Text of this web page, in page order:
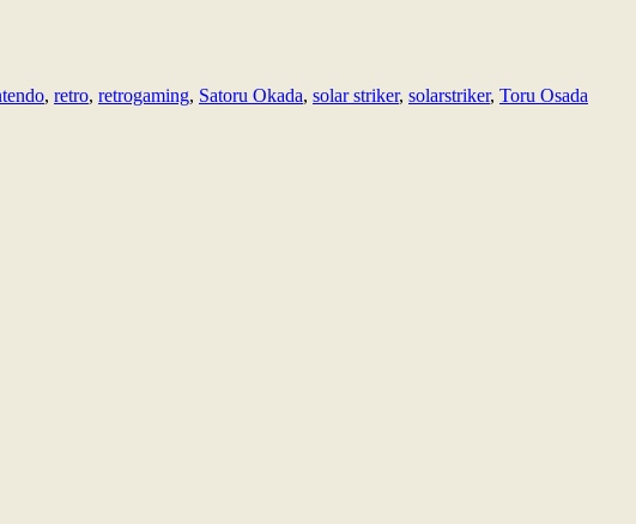
, retro, retrogaming, Satoru Okada, solar striker, solarstriker, Toru Osada